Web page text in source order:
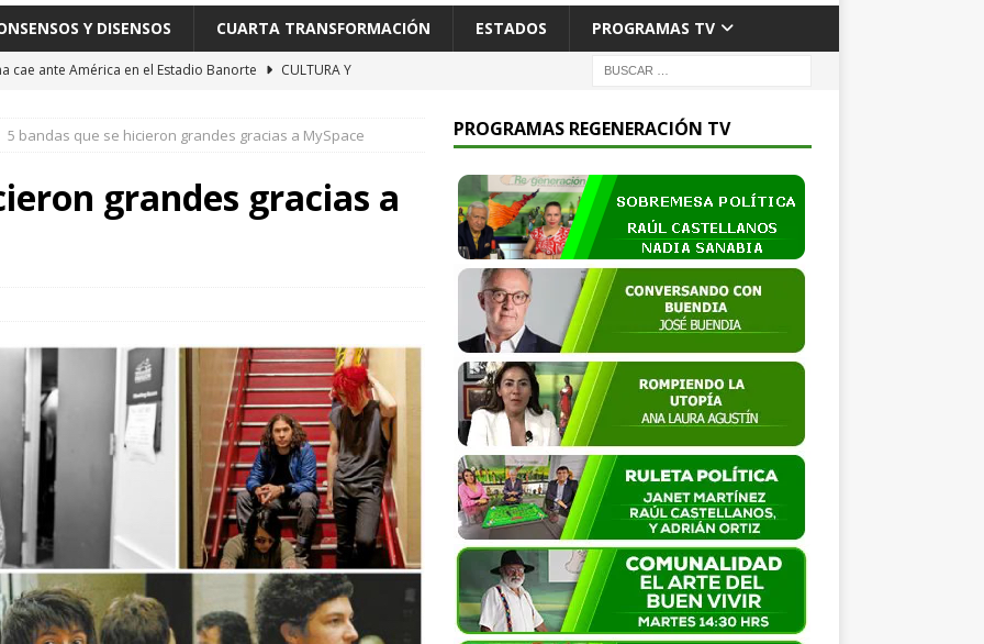
Y DISENSOS CUARTA TRANSFORMACIÓN ESTADOS PROGRAMAS TV
cae ante América en el Estadio Banorte
CULTURA Y
nuevo apagón nacional; es el sexto colapso eléctrico del año
¿Es un crimen de Estado por reiterada omisión la ejecución del
Aguilar?
micrositio para recibir observaciones sobre la Ley general
Castillo
CONSENSOS Y DISENSOS
5 bandas que se hicieron grandes gracias a MySpace
grandes gracias a
PROGRAMAS REGENERACIÓN TV